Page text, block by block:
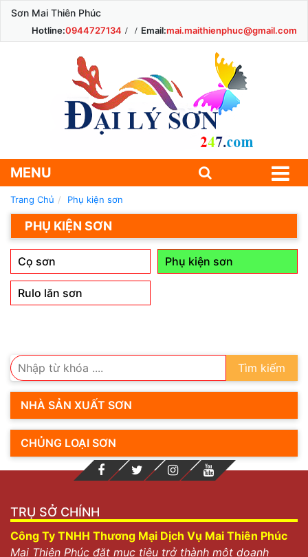
Sơn Mai Thiên Phúc
Hotline:0944727134 Email:mai.maithienphuc@gmail.com
MENU
Trang Chủ Phụ kiện sơn
PHỤ KIỆN SƠN
Cọ sơn Phụ kiện sơn
Rulo lăn sơn
Tìm kiếm
NHÀ SẢN XUẤT SƠN
CHỦNG LOẠI SƠN
TRỤ SỞ CHÍNH
Công Ty TNHH Thương Mại Dịch Vụ Mai Thiên Phúc
Mai Thiên Phúc đặt mục tiêu trở thành một doanh